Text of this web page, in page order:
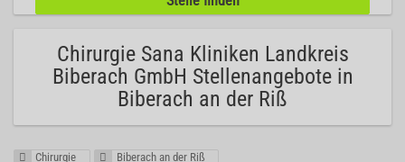
Chirurgie Sana Kliniken Landkreis
Biberach GmbH Stellenangebote in
Biberach an der Riß
Chirurgie
Biberach an der Riß